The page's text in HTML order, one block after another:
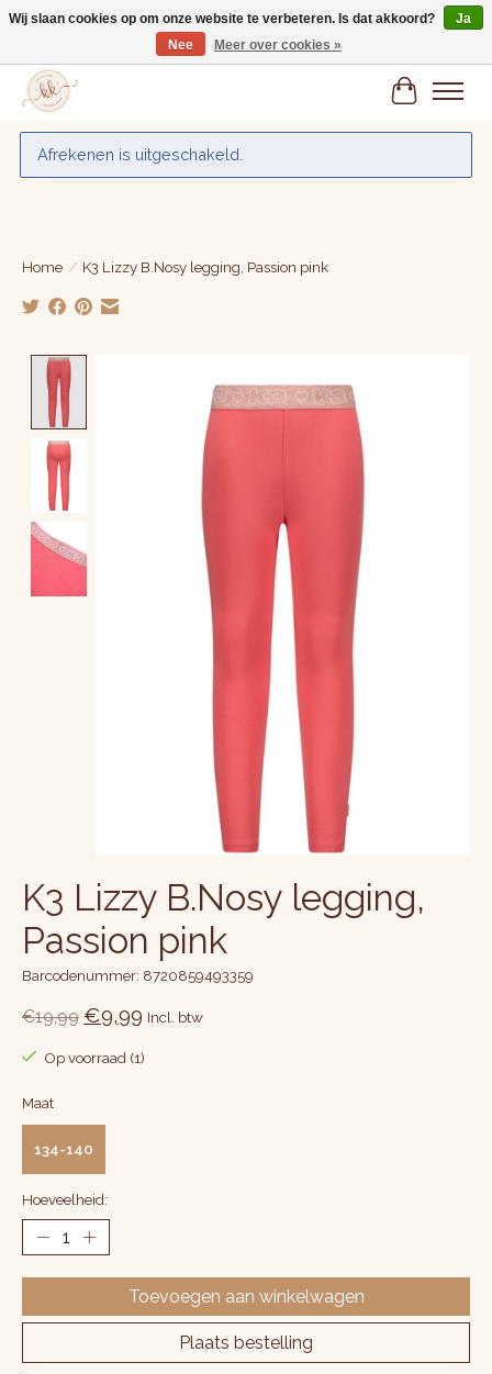
Gratis verzenden vanaf € 75,-
Afrekenen is uitgeschakeld.
Home / K3 Lizzy B.Nosy legging, Passion pink
K3 Lizzy B.Nosy legging,
Passion pink
Barcodenummer: 8720859493359
€19,99 €9,99 Incl. btw
Op voorraad (1)
Maat
134-140
Hoeveelheid:
Toevoegen aan winkelwagen
Plaats bestelling
Wij slaan cookies op om onze website te verbeteren. Is dat akkoord?
Ja
Nee
Meer over cookies »